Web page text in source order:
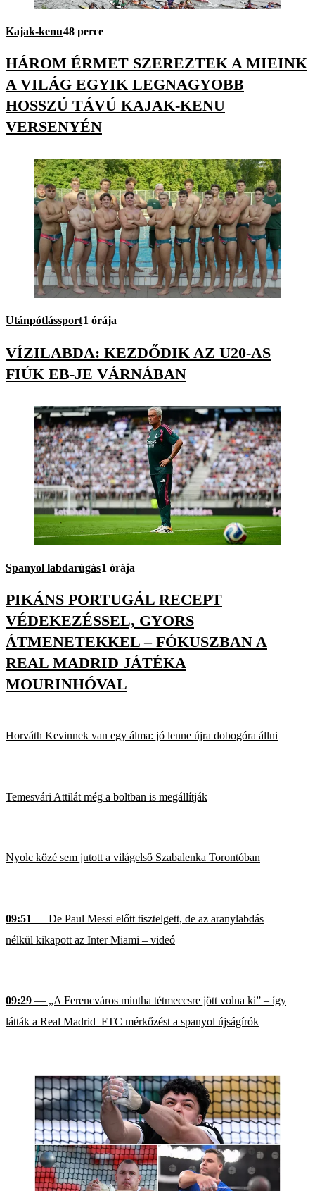
Kajak-kenu48 perce
HÁROM ÉRMET SZEREZTEK A MIEINK
A VILÁG EGYIK LEGNAGYOBB
HOSSZÚ TÁVÚ KAJAK-KENU
VERSENYÉN
Utánpótlássport1 órája
VÍZILABDA: KEZDŐDIK AZ U20-AS
FIÚK EB-JE VÁRNÁBAN
Spanyol labdarúgás1 órája
PIKÁNS PORTUGÁL RECEPT
VÉDEKEZÉSSEL, GYORS
ÁTMENETEKKEL – FÓKUSZBAN A
REAL MADRID JÁTÉKA
MOURINHÓVAL
Horváth Kevinnek van egy álma: jó lenne újra dobogóra állni
Temesvári Attilát még a boltban is megállítják
Nyolc közé sem jutott a világelső Szabalenka Torontóban
09:51 — De Paul Messi előtt tisztelgett, de az aranylabdás
nélkül kikapott az Inter Miami – videó
09:29 — „A Ferencváros mintha tétmeccsre jött volna ki” – így
látták a Real Madrid–FTC mérkőzést a spanyol újságírók